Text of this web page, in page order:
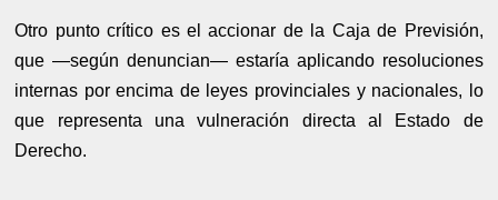
Otro punto crítico es el accionar de la Caja de Previsión,
que —según denuncian— estaría aplicando resoluciones
internas por encima de leyes provinciales y nacionales, lo
que representa una vulneración directa al Estado de
Derecho.